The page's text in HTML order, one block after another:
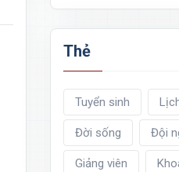
Thẻ
Tuyển sinh
Đời sống Đội
Giảng viên